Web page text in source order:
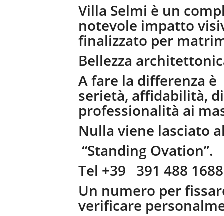
Villa Selmi è un
notevole impatto
finalizzato per
Bellezza
A fare la differenza è
serietà, affidabilità,
professionalità ai
Nulla viene lasciato
“Standing Ovation”.
Tel +39 391 488 1688
Un numero per
verificare